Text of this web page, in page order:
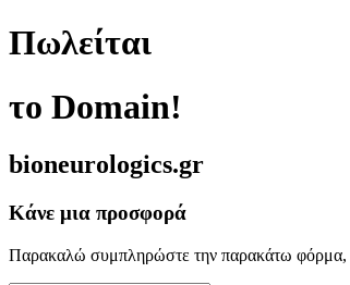
Πωλείται
το Domain!
bioneurologics.gr
Κάνε μια προσφορά
Παρακαλώ συμπληρώστε την παρακάτω φόρμα,